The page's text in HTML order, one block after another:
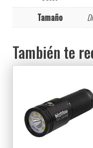
Tamaño
También te